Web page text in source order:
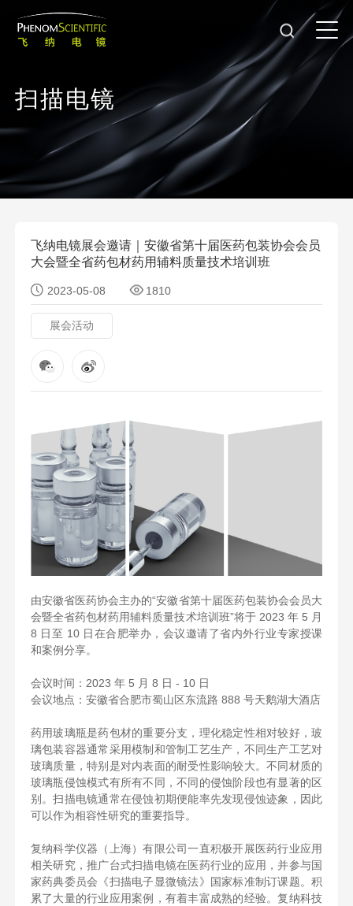
扫描电镜
飞纳电镜展会邀请｜安徽省第十届医药包装协会会员
大会暨全省药包材药用辅料质量技术培训班
2023-05-08 1810
展会活动
由安徽省医药协会主办的“安徽省第十届医药包装协会会员大
会暨全省药包材药用辅料质量技术培训班”将于 2023 年 5 月
8 日至 10 日在合肥举办，会议邀请了省内外行业专家授课
和案例分享。
会议时间：2023 年 5 月 8 日 - 10 日
会议地点：安徽省合肥市蜀山区东流路 888 号天鹅湖大酒店
药用玻璃瓶是药包材的重要分支，理化稳定性相对较好，玻
璃包装容器通常采用模制和管制工艺生产，不同生产工艺对
玻璃质量，特别是对内表面的耐受性影响较大。不同材质的
玻璃瓶侵蚀模式有所有不同，不同的侵蚀阶段也有显著的区
别。扫描电镜通常在侵蚀初期便能率先发现侵蚀迹象，因此
可以作为相容性研究的重要指导。
复纳科学仪器（上海）有限公司一直积极开展医药行业应用
相关研究，推广台式扫描电镜在医药行业的应用，并参与国
家药典委员会《扫描电子显微镜法》国家标准制订课题。积
累了大量的行业应用案例，有着丰富成熟的经验。复纳科技